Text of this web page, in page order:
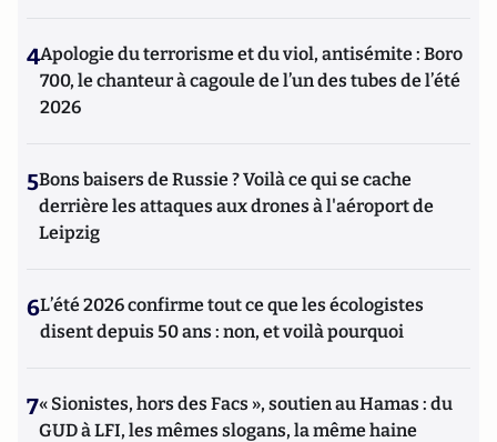
4Apologie du terrorisme et du viol, antisémite : Boro
700, le chanteur à cagoule de l’un des tubes de l’été
2026
5Bons baisers de Russie ? Voilà ce qui se cache
derrière les attaques aux drones à l'aéroport de
Leipzig
6L’été 2026 confirme tout ce que les écologistes
disent depuis 50 ans : non, et voilà pourquoi
7« Sionistes, hors des Facs », soutien au Hamas : du
GUD à LFI, les mêmes slogans, la même haine